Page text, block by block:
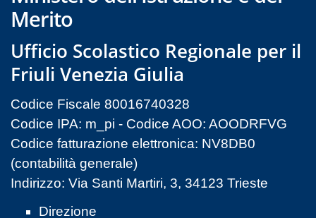
Merito
Ufficio Scolastico Regionale per il
Friuli Venezia Giulia
Codice Fiscale 80016740328
Codice IPA: m_pi - Codice AOO: AOODRFVG
Codice fatturazione elettronica: NV8DB0
(contabilità generale)
Indirizzo: Via Santi Martiri, 3, 34123 Trieste
Direzione